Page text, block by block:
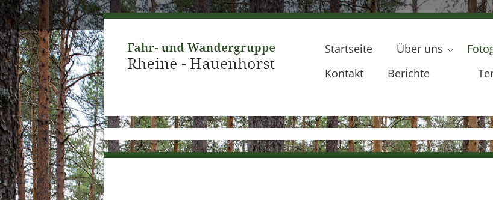
Startseite Über uns
Kontakt
Berichte